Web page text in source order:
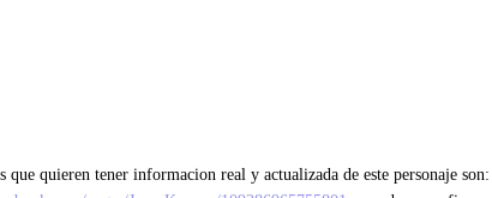
que quieren tener informacion real y actualizada de este personaje son: